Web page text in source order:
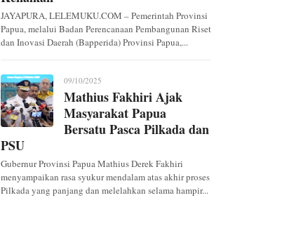
JAYAPURA, LELEMUKU.COM – Pemerintah Provinsi
Papua, melalui Badan Perencanaan Pembangunan Riset
dan Inovasi Daerah (Bapperida) Provinsi Papua,...
09/10/2025
Mathius Fakhiri Ajak
Masyarakat Papua
Bersatu Pasca Pilkada dan
PSU
Gubernur Provinsi Papua Mathius Derek Fakhiri
menyampaikan rasa syukur mendalam atas akhir proses
Pilkada yang panjang dan melelahkan selama hampir...